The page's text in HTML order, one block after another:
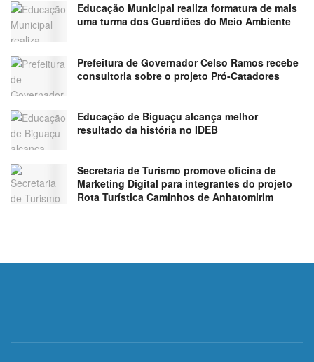
Educação Municipal realiza formatura de mais
uma turma dos Guardiões do Meio Ambiente
Prefeitura de Governador Celso Ramos recebe
consultoria sobre o projeto Pró-Catadores
Educação de Biguaçu alcança melhor
resultado da história no IDEB
Secretaria de Turismo promove oficina de
Marketing Digital para integrantes do projeto
Rota Turística Caminhos de Anhatomirim